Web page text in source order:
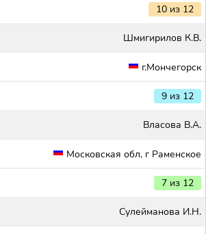
10 из 12
Шмигирилов К.В.
г.Мончегорск
9 из 12
Власова В.А.
Московская обл, г Раменское
7 из 12
Сулейманова И.Н.